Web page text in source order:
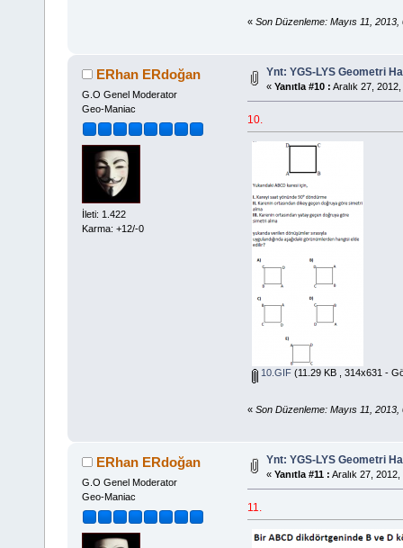
« Son Düzenleme: Mayıs 11,
ERhan ERdoğan
G.O Genel Moderator
Geo-Maniac
İleti: 1.422
Karma: +12/-0
Ynt: YGS-LYS Geometri
« Yanıtla #10 : Aralık 27,
10.
10.GIF(11.29 KB , 314x631 -
« Son Düzenleme: Mayıs 11,
ERhan ERdoğan
G.O Genel Moderator
Geo-Maniac
Ynt: YGS-LYS Geometri
« Yanıtla #11 : Aralık 27,
11.